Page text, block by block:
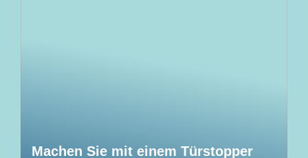
Machen Sie mit einem Türstopper